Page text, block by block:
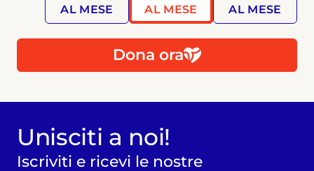
AL MESE AL MESE AL MESE
Dona ora
Unisciti a noi!
Iscriviti e ricevi le nostre